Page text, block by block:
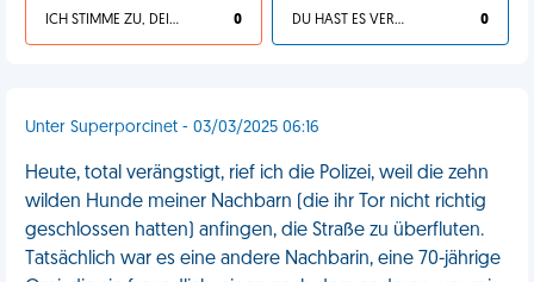
ICH STIMME ZU, DEIN LEBEN IST SCHEISSE 0 DU HAST ES VERDIENT 0
Unter Superporcinet - 03/03/2025 06:16
Heute, total verängstigt, rief ich die Polizei, weil die zehn
wilden Hunde meiner Nachbarn (die ihr Tor nicht richtig
geschlossen hatten) anfingen, die Straße zu überfluten.
Tatsächlich war es eine andere Nachbarin, eine 70-jährige